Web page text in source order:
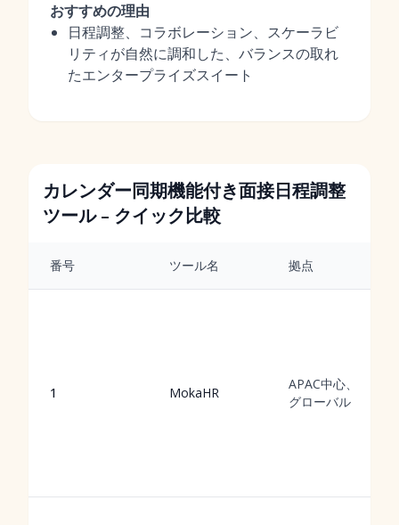
おすすめの理由
日程調整、コラボレーション、スケーラビ
リティが自然に調和した、バランスの取れ
たエンタープライズスイート
カレンダー同期機能付き面接日程調整
ツール – クイック比較
番号 ツール名 拠点
1 MokaHR
APAC中心、
グローバル